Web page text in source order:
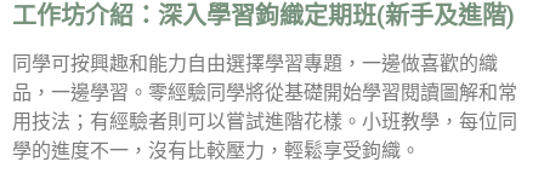
工作坊介紹： 深入學習鉤織定期班(新手及進階)
同學可按興趣和能力自由選擇學習專題，一邊做喜歡的織
品，一邊學習。零經驗同學將從基礎開始學習閱讀圖解和常
用技法；有經驗者則可以嘗試進階花樣。小班教學，每位同
學的進度不一，沒有比較壓力，輕鬆享受鉤織。